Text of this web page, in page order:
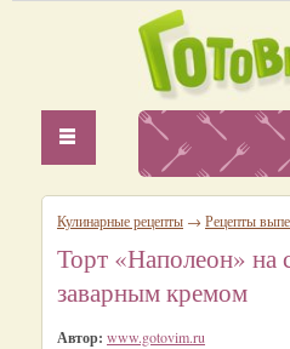
Кулинарные рецепты → Рецепты
Торт «Наполеон» на
заварным кремом
Автор: www.gotovim.ru